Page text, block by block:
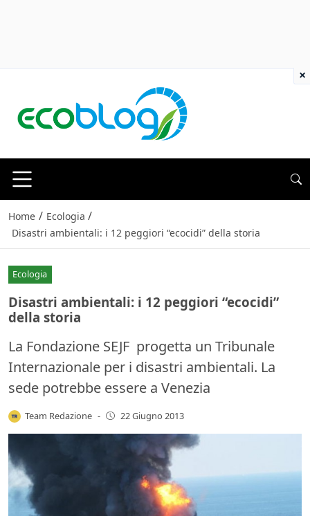
Home / Ecologia /
Disastri ambientali: i 12 peggiori “ecocidi” della storia
Ecologia
Disastri ambientali: i 12 peggiori “ecocidi”
della storia
La Fondazione SEJF progetta un Tribunale
Internazionale per i disastri ambientali. La
sede potrebbe essere a Venezia
Team Redazione - 22 Giugno 2013
×